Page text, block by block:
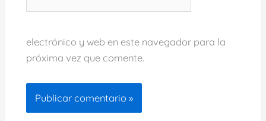
electrónico y web en este navegador para la
próxima vez que comente.